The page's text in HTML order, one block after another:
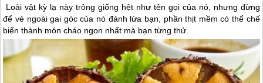
Loài vật kỳ lạ này trông giống hệt như tên gọi của nó, nhưng đừng
để vẻ ngoài gai góc của nó đánh lừa bạn, phần thịt mềm có thể chế
biến thành món cháo ngon nhất mà bạn từng thử.